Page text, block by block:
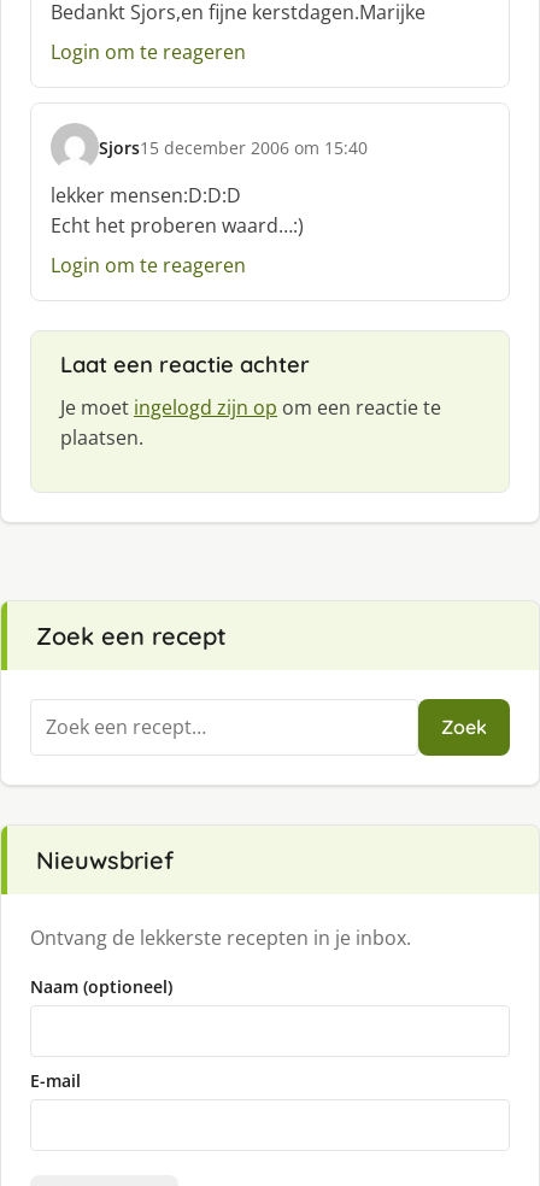
h
r
e
f
:
Bedankt Sjors,en fijne kerstdagen.Marijke
Login om te reageren
Sjors
s
c
h
r
e
:
15 december 2006 om 15:40
lekker mensen:D:D:D
Echt het proberen waard…:)
Login om te reageren
Laat een reactie achter
Je moet ingelogd zijn op om een reactie te
plaatsen.
Zoek een recept
Zoeken
naar:
Zoek
Nieuwsbrief
Ontvang de lekkerste recepten in je inbox.
Naam (optioneel)
E-mail